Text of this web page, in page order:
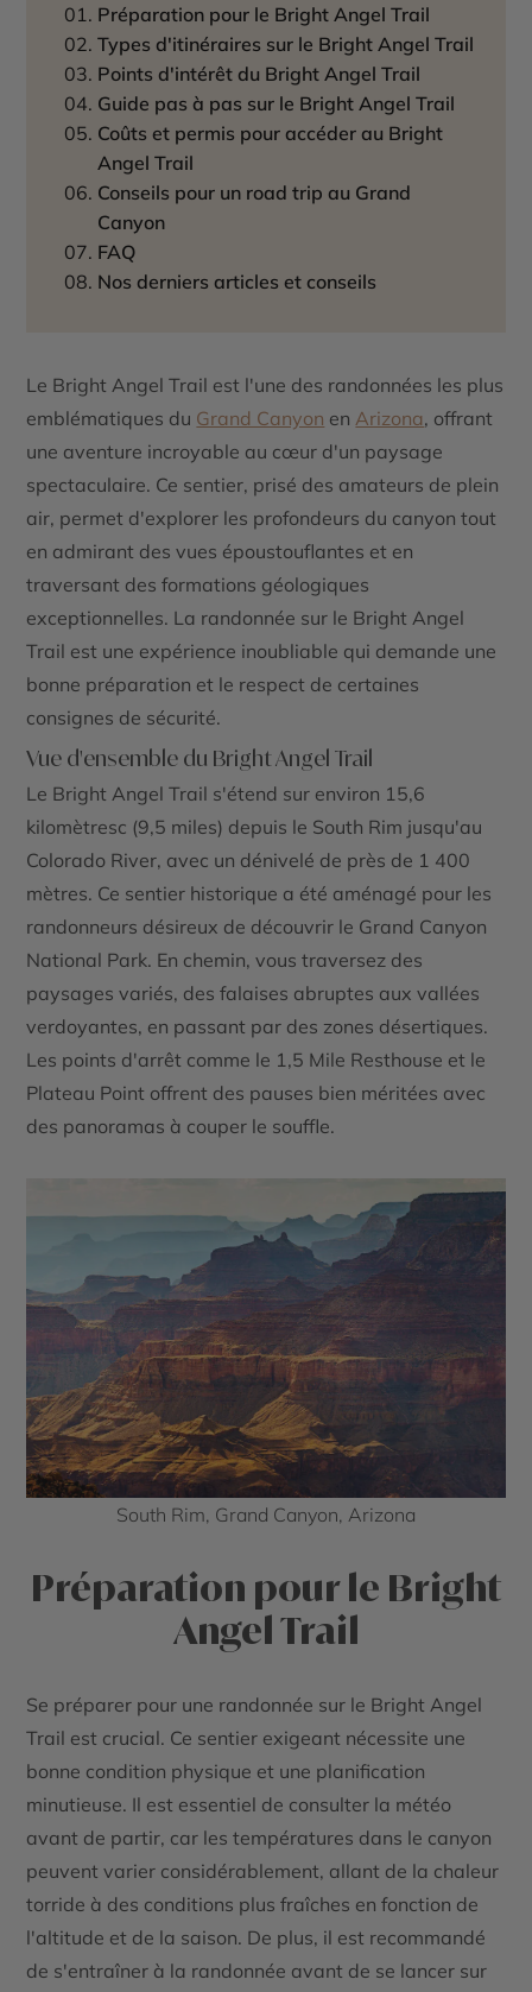
Préparation pour le Bright Angel Trail
Types d'itinéraires sur le Bright Angel Trail
Points d'intérêt du Bright Angel Trail
Guide pas à pas sur le Bright Angel Trail
Coûts et permis pour accéder au Bright
Angel Trail
Conseils pour un road trip au Grand
Canyon
FAQ
Nos derniers articles et conseils
Le Bright Angel Trail est l'une des randonnées les plus
emblématiques du Grand Canyon en Arizona, offrant
une aventure incroyable au cœur d'un paysage
spectaculaire. Ce sentier, prisé des amateurs de plein
air, permet d'explorer les profondeurs du canyon tout
en admirant des vues époustouflantes et en
traversant des formations géologiques
exceptionnelles. La randonnée sur le Bright Angel
Trail est une expérience inoubliable qui demande une
bonne préparation et le respect de certaines
consignes de sécurité.
Vue d'ensemble du Bright Angel Trail
Le Bright Angel Trail s'étend sur environ 15,6
kilomètresc (9,5 miles) depuis le South Rim jusqu'au
Colorado River, avec un dénivelé de près de 1 400
mètres. Ce sentier historique a été aménagé pour les
randonneurs désireux de découvrir le Grand Canyon
National Park. En chemin, vous traversez des
paysages variés, des falaises abruptes aux vallées
verdoyantes, en passant par des zones désertiques.
Les points d'arrêt comme le 1,5 Mile Resthouse et le
Plateau Point offrent des pauses bien méritées avec
des panoramas à couper le souffle.
South Rim, Grand Canyon, Arizona
Préparation pour le Bright
Angel Trail
Se préparer pour une randonnée sur le Bright Angel
Trail est crucial. Ce sentier exigeant nécessite une
bonne condition physique et une planification
minutieuse. Il est essentiel de consulter la météo
avant de partir, car les températures dans le canyon
peuvent varier considérablement, allant de la chaleur
torride à des conditions plus fraîches en fonction de
l'altitude et de la saison. De plus, il est recommandé
de s'entraîner à la randonnée avant de se lancer sur